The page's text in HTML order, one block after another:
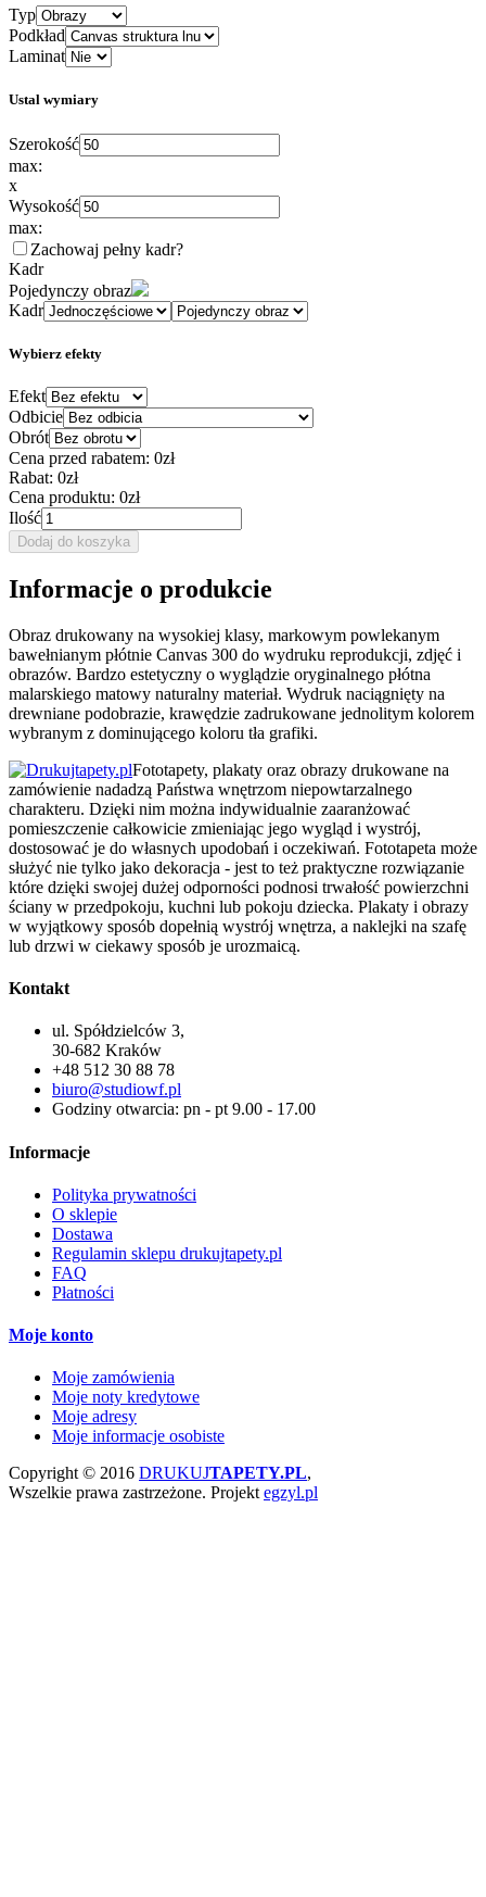
Typ
Podkład
Laminat
Ustal wymiary
Szerokość
max:
x
Wysokość
max:
Zachowaj pełny kadr?
Kadr
Pojedynczy obraz
Kadr
Wybierz efekty
Efekt
Odbicie
Obrót
Cena przed rabatem: 0zł
Rabat: 0zł
Cena produktu: 0zł
Ilość
Dodaj do koszyka
Informacje o produkcie
Obraz drukowany na wysokiej klasy, markowym powlekanym
bawełnianym płótnie Canvas 300 do wydruku reprodukcji, zdjęć i
obrazów. Bardzo estetyczny o wyglądzie oryginalnego płótna
malarskiego matowy naturalny materiał. Wydruk naciągnięty na
drewniane podobrazie, krawędzie zadrukowane jednolitym kolorem
wybranym z dominującego koloru tła grafiki.
Fototapety, plakaty oraz obrazy drukowane na
zamówienie nadadzą Państwa wnętrzom niepowtarzalnego
charakteru. Dzięki nim można indywidualnie zaaranżować
pomieszczenie całkowicie zmieniając jego wygląd i wystrój,
dostosować je do własnych upodobań i oczekiwań. Fototapeta może
służyć nie tylko jako dekoracja - jest to też praktyczne rozwiązanie
które dzięki swojej dużej odporności podnosi trwałość powierzchni
ściany w przedpokoju, kuchni lub pokoju dziecka. Plakaty i obrazy
w wyjątkowy sposób dopełnią wystrój wnętrza, a naklejki na szafę
lub drzwi w ciekawy sposób je urozmaicą.
Kontakt
ul. Spółdzielców 3,
30-682 Kraków
+48 512 30 88 78
biuro@studiowf.pl
Godziny otwarcia: pn - pt 9.00 - 17.00
Informacje
Polityka prywatności
O sklepie
Dostawa
Regulamin sklepu drukujtapety.pl
FAQ
Płatności
Moje konto
Moje zamówienia
Moje noty kredytowe
Moje adresy
Moje informacje osobiste
Copyright © 2016 DRUKUJTAPETY.PL,
Wszelkie prawa zastrzeżone. Projekt egzyl.pl